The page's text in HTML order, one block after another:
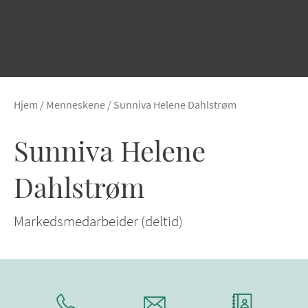
Hjem / Menneskene / Sunniva Helene Dahlstrøm
Sunniva Helene
Dahlstrøm
Markedsmedarbeider (deltid)